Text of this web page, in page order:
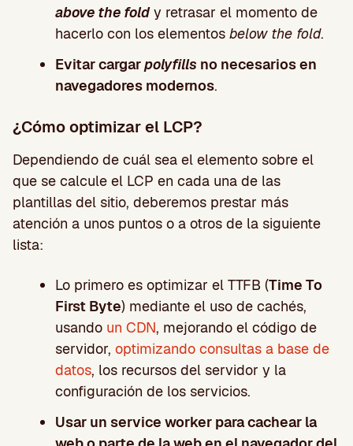
above the foldy retrasar el momento de
hacerlo con los elementos below the fold.
Evitar cargarpolyfills no necesarios en
navegadores modernos.
¿Cómo optimizar el LCP?
Dependiendo de cuál sea el elemento sobre el
que se calcule el LCP en cada una de las
plantillas del sitio, deberemos prestar más
atención a unos puntos o a otros de la siguiente
lista:
Lo primero es optimizar el TTFB (Time To
First Byte) mediante el uso de cachés,
usando un CDN, mejorando el código de
servidor, optimizando consultas a base de
datos, los recursos del servidor y la
configuración de los servicios.
Usar un service worker para cachear la